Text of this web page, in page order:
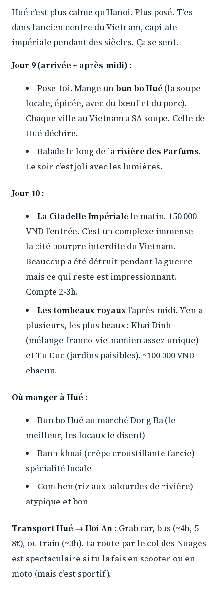
Hué c’est plus calme qu’Hanoi. Plus posé. T’es
dans l’ancien centre du Vietnam, capitale
impériale pendant des siècles. Ça se sent.
Jour 9 (arrivée + après-midi) :
Pose-toi. Mange un bun bo Hué (la soupe
locale, épicée, avec du bœuf et du porc).
Chaque ville au Vietnam a SA soupe. Celle de
Hué déchire.
Balade le long de larivière des Parfums.
Le soir c’est joli avec les lumières.
Jour 10 :
La Citadelle Impériale le matin. 150 000
VND l’entrée. C’est un complexe immense —
la cité pourpre interdite du Vietnam.
Beaucoup a été détruit pendant la guerre
mais ce qui reste est impressionnant.
Compte 2-3h.
Les tombeaux royauxl’après-midi. Y’en a
plusieurs, les plus beaux : Khai Dinh
(mélange franco-vietnamien assez unique)
et Tu Duc (jardins paisibles). ~100 000 VND
chacun.
Où manger à Hué :
Bun bo Hué au marché Dong Ba (le
meilleur, les locaux le disent)
Banh khoai (crêpe croustillante farcie) —
spécialité locale
Com hen (riz aux palourdes de rivière) —
atypique et bon
Transport Hué → Hoi An : Grab car, bus (~4h, 5-
8€), ou train (~3h). La route par le col des Nuages
est spectaculaire si tu la fais en scooter ou en
moto (mais c’est sportif).